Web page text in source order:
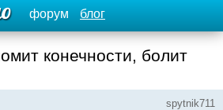
форум блог
конечности, болит
spytnik711